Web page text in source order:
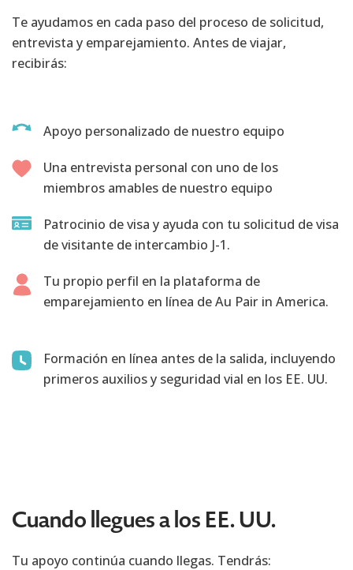
Te ayudamos en cada paso del proceso de solicitud,
entrevista y emparejamiento. Antes de viajar,
recibirás:
Apoyo personalizado de nuestro equipo
Una entrevista personal con uno de los
miembros amables de nuestro equipo
Patrocinio de visa y ayuda con tu solicitud de visa
de visitante de intercambio J-1.
Tu propio perfil en la plataforma de
emparejamiento en línea de Au Pair in America.
Formación en línea antes de la salida, incluyendo
primeros auxilios y seguridad vial en los EE. UU.
Cuando llegues a los EE. UU.
Tu apoyo continúa cuando llegas. Tendrás: